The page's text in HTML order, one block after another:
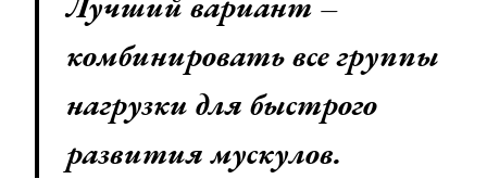
комбинировать все группы
нагрузки для быстрого
развития мускулов.